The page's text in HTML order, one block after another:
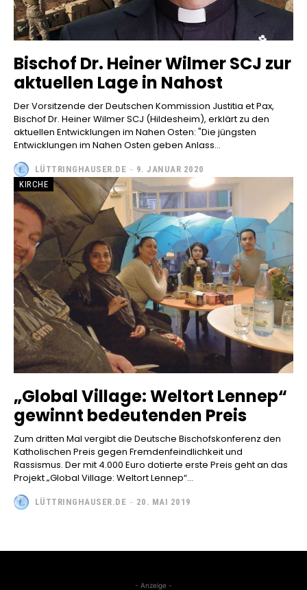
Bischof Dr. Heiner Wilmer SCJ zur
aktuellen Lage in Nahost
Der Vorsitzende der Deutschen Kommission Justitia et Pax,
Bischof Dr. Heiner Wilmer SCJ (Hildesheim), erklärt zu den
aktuellen Entwicklungen im Nahen Osten: "Die jüngsten
Entwicklungen im Nahen Osten geben Anlass...
LÜTTRINGHAUSER.DE - 9. JANUAR 2020
KIRCHE
„Global Village: Weltort Lennep“
gewinnt bedeutenden Preis
Zum dritten Mal vergibt die Deutsche Bischofskonferenz den
Katholischen Preis gegen Fremdenfeindlichkeit und
Rassismus. Der mit 4.000 Euro dotierte erste Preis geht an das
Projekt „Global Village: Weltort Lennep“...
LÜTTRINGHAUSER.DE - 20. MAI 2019
- Anzeige -